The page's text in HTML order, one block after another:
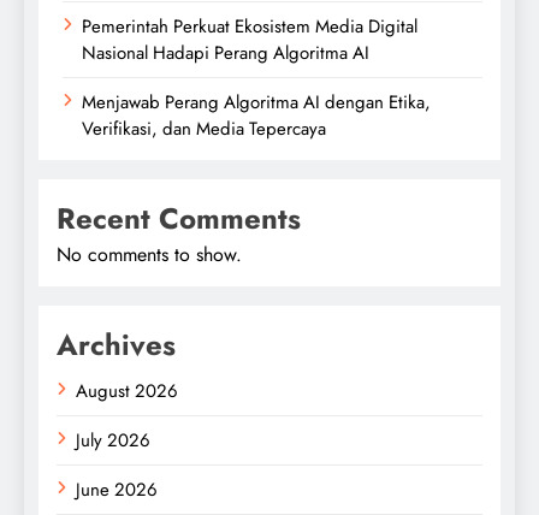
Pemerintah Perkuat Ekosistem Media Digital
Nasional Hadapi Perang Algoritma AI
Menjawab Perang Algoritma AI dengan Etika,
Verifikasi, dan Media Tepercaya
Recent Comments
No comments to show.
Archives
August 2026
July 2026
June 2026